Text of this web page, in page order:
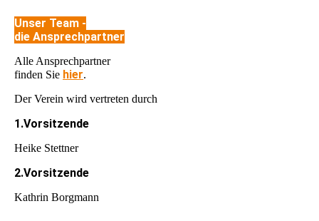
Unser Team -
die Ansprechpartner
Alle Ansprechpartner
finden Sie hier.
Der Verein wird vertreten durch
1.Vorsitzende
Heike Stettner
2.Vorsitzende
Kathrin Borgmann